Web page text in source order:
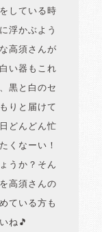
している時
浮かぶよう
高須さんが
い器もこれ
黒と白のセ
りと届けて
どんどん忙
くなーい！
うか？そん
高須さんの
ている方も
ね🎵